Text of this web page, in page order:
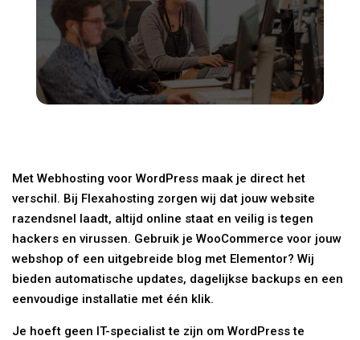
Met Webhosting voor WordPress maak je direct het
verschil. Bij Flexahosting zorgen wij dat jouw website
razendsnel laadt, altijd online staat en veilig is tegen
hackers en virussen. Gebruik je WooCommerce voor jouw
webshop of een uitgebreide blog met Elementor? Wij
bieden automatische updates, dagelijkse backups en een
eenvoudige installatie met één klik.
Je hoeft geen IT-specialist te zijn om WordPress te